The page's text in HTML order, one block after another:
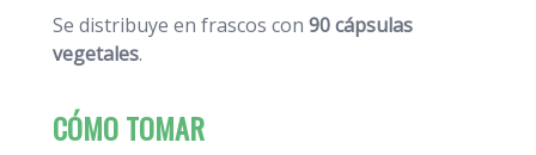
Se distribuye en frascos con 90 cápsulas
vegetales.
CÓMO TOMAR